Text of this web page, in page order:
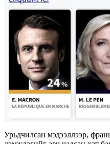
Урьдчилсан мэдээллээр,